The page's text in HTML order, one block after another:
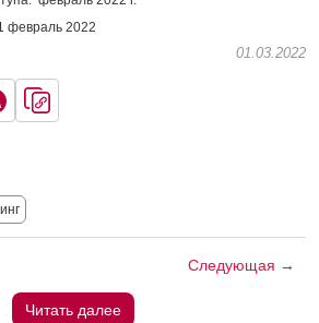
февраль 2022
01.03.2022
Следующая →
Читать далее